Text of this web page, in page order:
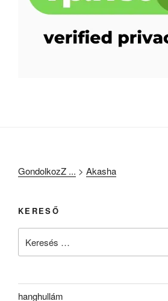
GondolkozZ ... > Akasha
KERESŐ
hanghullám